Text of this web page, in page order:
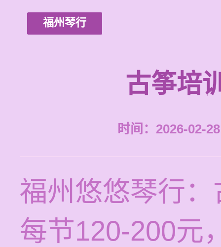
福州琴行
古筝培
时间：2026-02-
福州悠悠琴行
每节120-200元